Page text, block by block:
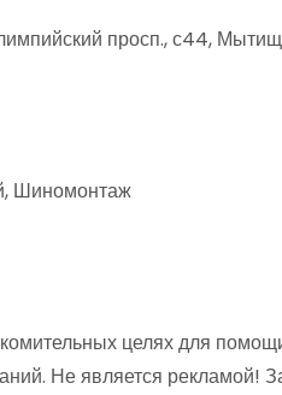
просп., с44,
Шиномонтаж
целях для
Не является рекламой!